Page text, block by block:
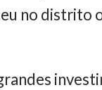
no distrito